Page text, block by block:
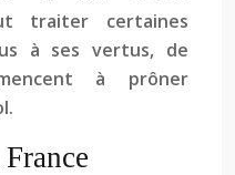
traiter certaines
à ses vertus, de
à prôner